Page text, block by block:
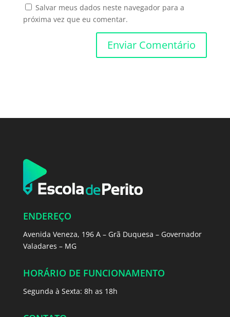
Salvar meus dados neste navegador para a
próxima vez que eu comentar.
ENDEREÇO
Avenida Veneza, 196 A – Grã Duquesa – Governador
Valadares – MG
HORÁRIO DE FUNCIONAMENTO
Segunda à Sexta: 8h as 18h